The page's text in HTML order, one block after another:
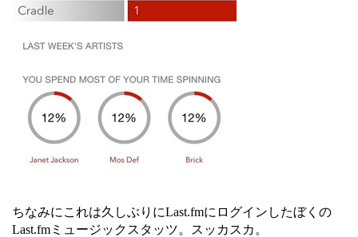
ちなみにこれは久しぶりにLast.fmにログインしたぼくの
Last.fmミュージックスタッツ。スッカスカ。